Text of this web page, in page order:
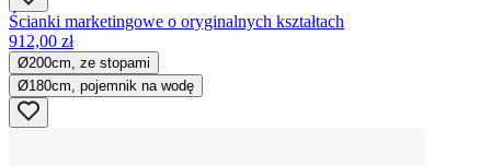
Ścianki marketingowe o oryginalnych kształtach
912,00 zł
Ø200cm, ze stopami
Ø180cm, pojemnik na wodę